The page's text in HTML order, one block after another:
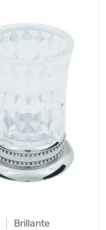
Brillante